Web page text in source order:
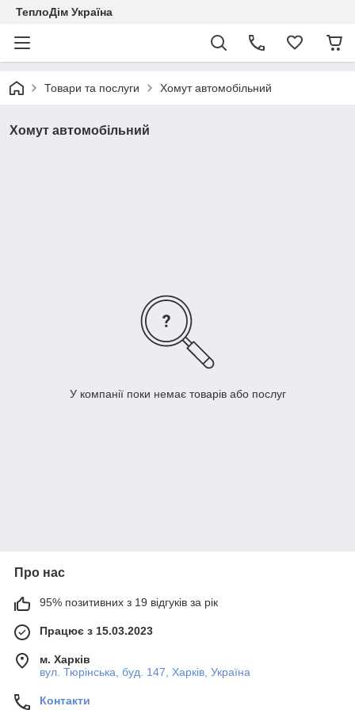
ТеплоДім Україна
Товари та послуги Хомут автомобільний
Хомут автомобільний
У компанії поки немає товарів або послуг
Про нас
95% позитивних з 19 відгуків за рік
Працює з 15.03.2023
м. Харків
вул. Тюрінська, буд. 147, Харків, Україна
Контакти